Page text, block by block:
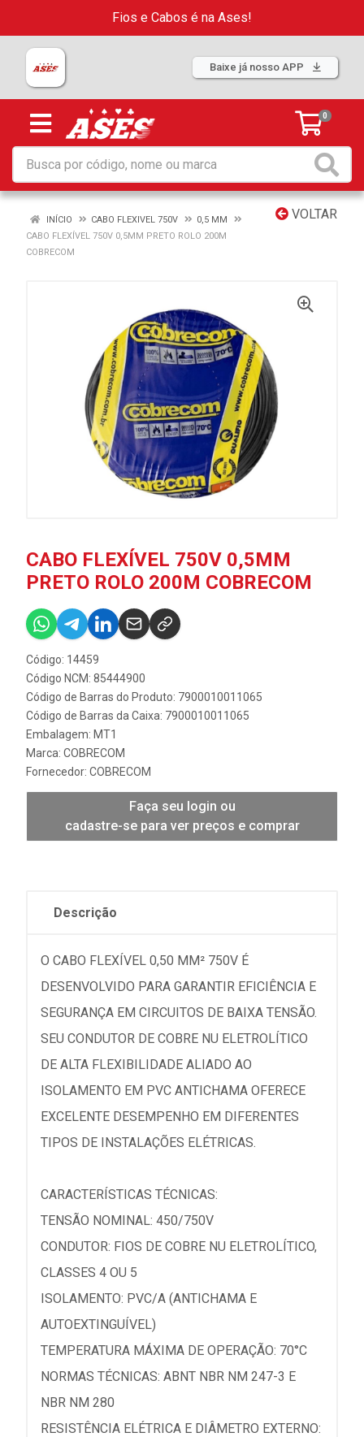
Fios e Cabos é na Ases!
Baixe já nosso APP
0
VOLTAR
INÍCIO CABO FLEXIVEL 750V
0,5 MM
CABO FLEXÍVEL 750V 0,5MM PRETO ROLO 200M
COBRECOM
CABO FLEXÍVEL 750V 0,5MM
PRETO ROLO 200M COBRECOM
Código: 14459
Código NCM: 85444900
Código de Barras do Produto: 7900010011065
Código de Barras da Caixa: 7900010011065
Embalagem: MT1
Marca: COBRECOM
Fornecedor: COBRECOM
Faça seu login ou
cadastre-se para ver preços e comprar
Descrição
O CABO FLEXÍVEL 0,50 MM² 750V É
DESENVOLVIDO PARA GARANTIR EFICIÊNCIA E
SEGURANÇA EM CIRCUITOS DE BAIXA TENSÃO.
SEU CONDUTOR DE COBRE NU ELETROLÍTICO
DE ALTA FLEXIBILIDADE ALIADO AO
ISOLAMENTO EM PVC ANTICHAMA OFERECE
EXCELENTE DESEMPENHO EM DIFERENTES
TIPOS DE INSTALAÇÕES ELÉTRICAS.
CARACTERÍSTICAS TÉCNICAS:
TENSÃO NOMINAL: 450/750V
CONDUTOR: FIOS DE COBRE NU ELETROLÍTICO,
CLASSES 4 OU 5
ISOLAMENTO: PVC/A (ANTICHAMA E
AUTOEXTINGUÍVEL)
TEMPERATURA MÁXIMA DE OPERAÇÃO: 70°C
NORMAS TÉCNICAS: ABNT NBR NM 247-3 E
NBR NM 280
RESISTÊNCIA ELÉTRICA E DIÂMETRO EXTERNO: